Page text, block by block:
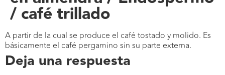
/ café trillado
A partir de la cual se produce el café tostado y molido. Es
básicamente el café pergamino sin su parte externa.
Deja una respuesta